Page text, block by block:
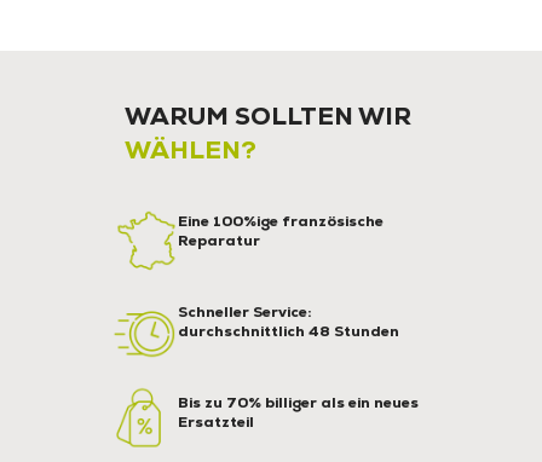
WARUM SOLLTEN WIR
WÄHLEN?
Eine 100%ige französische
Reparatur
Schneller Service:
durchschnittlich 48 Stunden
Bis zu 70% billiger als ein neues
Ersatzteil